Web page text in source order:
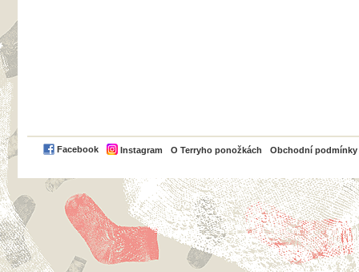
Facebook Instagram O Terryho ponožkách Obchodní podmínky
PayPal